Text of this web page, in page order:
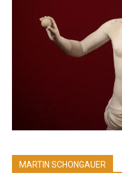
MARTIN SCHONGAUER